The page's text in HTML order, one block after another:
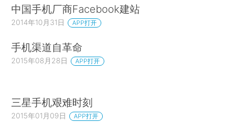
中国手机厂商Facebook建站
2014年10月31日 APP打开
手机渠道自革命
2015年08月28日 APP打开
三星手机艰难时刻
2015年01月09日 APP打开